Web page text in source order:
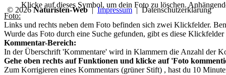
Klicke auf dieses Symbol, um dein Foto zu löschen.
Foto:
Links und rechts neben dem Foto befinden sich zwei Klickfelder.
Wurde das Foto durch eine Suche gefunden, gibt es diese
Kommentar-Bereich:
In der Überschrift 'Kommentare' wird in Klammern die Anzahl der
Gehe oben rechts auf Funktionen und klicke auf 'Foto
Zum Korrigieren eines Kommentars (grüner Stift) , hast du 10
© 2026Naturisten-Web|Impressum |Datenschutzerklärung